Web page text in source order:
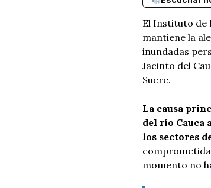
El Instituto de
mantiene la
inundadas
Jacinto del
Sucre.
La causa
del río Cauca
los sectores
comprometida
momento no